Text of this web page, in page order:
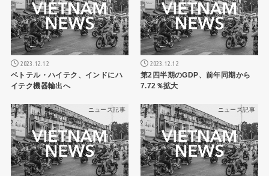
2023.12.12
ベトテル・ハイテク、インドにハ
イテク機器輸出へ
2023.12.12
第2四半期のGDP、前年同期から
7.72％拡大
ニュース記事 ニュース記事